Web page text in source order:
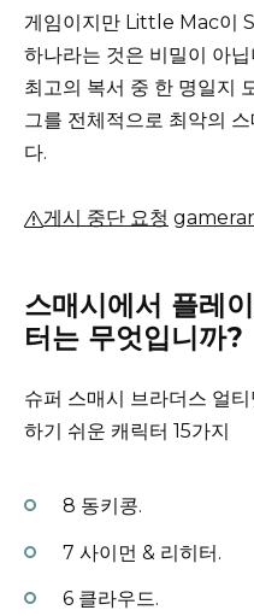
게임이지만 Little Mac이
하나라는 것은 비밀이 아닙
최고의 복서 중 한 명일지
그를 전체적으로 최악의
다.
게시 중단 요청
스매시에서 플레
터는 무엇입니까?
슈퍼 스매시 브라더스 얼
하기 쉬운 캐릭터 15가지
8 동키콩.
7 사이먼 & 리히터.
6 클라우드.